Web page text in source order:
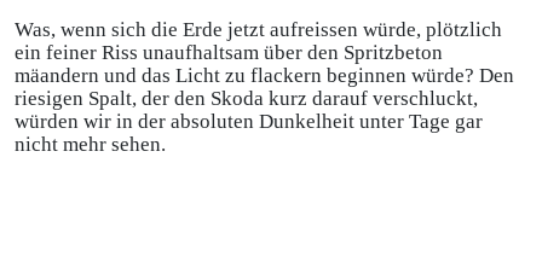
Was, wenn sich die Erde jetzt aufreissen würde, plötzlich
ein feiner Riss unaufhaltsam über den Spritzbeton
mäandern und das Licht zu flackern beginnen würde? Den
riesigen Spalt, der den Skoda kurz darauf verschluckt,
würden wir in der absoluten Dunkelheit unter Tage gar
nicht mehr sehen.